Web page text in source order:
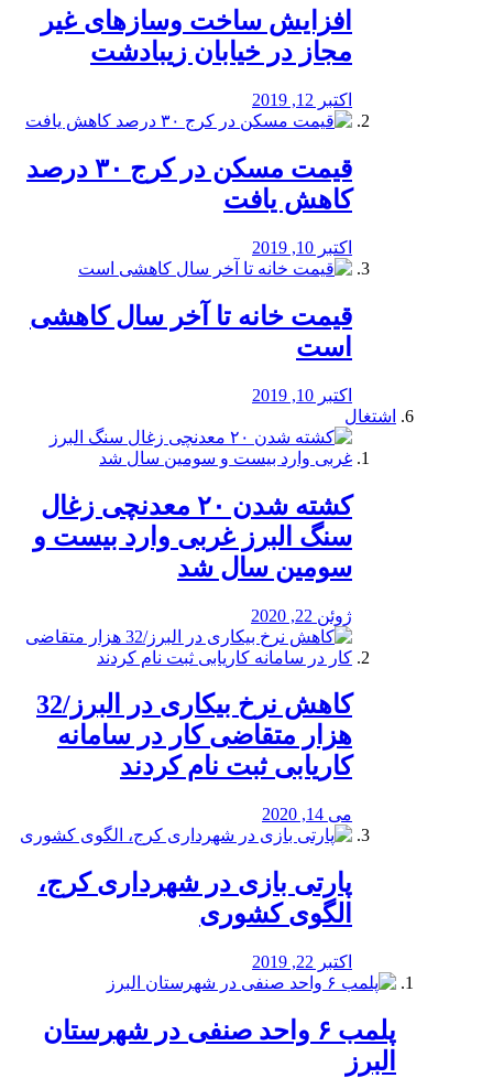
افزایش ساخت وسازهای غیر
مجاز در خیابان زیبادشت
اکتبر 12, 2019
️قیمت مسکن در کرج ۳۰ درصد
کاهش یافت
اکتبر 10, 2019
قیمت خانه تا آخر سال کاهشی
است
اکتبر 10, 2019
اشتغال
کشته شدن ۲۰ معدنچی زغال
سنگ البرز غربی وارد بیست و
سومین سال شد
ژوئن 22, 2020
کاهش نرخ بیکاری در البرز/32
هزار متقاضی کار در سامانه
کاریابی ثبت نام کردند
می 14, 2020
پارتی بازی در شهرداری کرج،
الگوی کشوری
اکتبر 22, 2019
پلمب ۶ واحد صنفی در شهرستان
البرز